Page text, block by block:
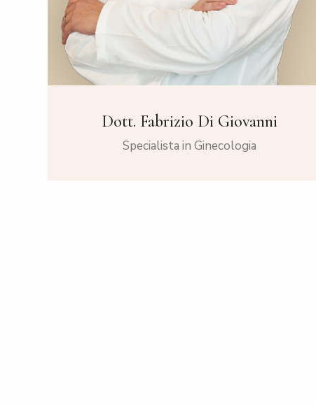
Dott. Fabrizio Di Giovanni
Specialista in Ginecologia